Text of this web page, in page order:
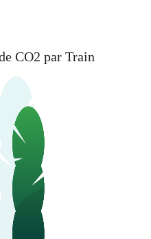
CO2 par Train